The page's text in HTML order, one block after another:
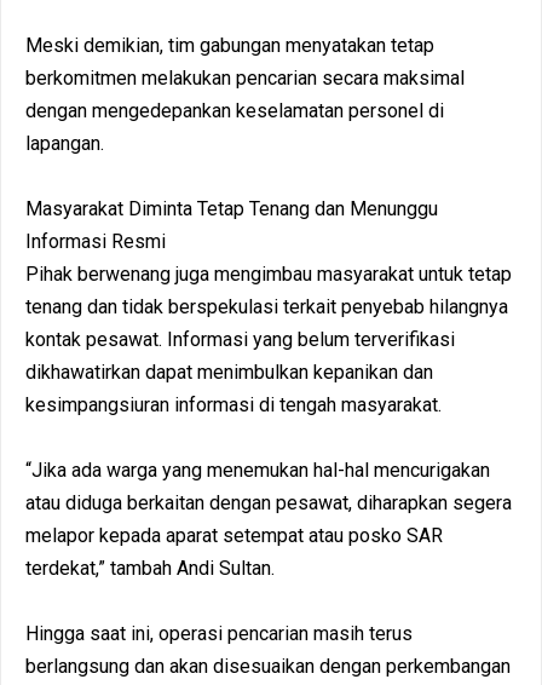
Meski demikian, tim gabungan menyatakan tetap
berkomitmen melakukan pencarian secara maksimal
dengan mengedepankan keselamatan personel di
lapangan.
Masyarakat Diminta Tetap Tenang dan Menunggu
Informasi Resmi
Pihak berwenang juga mengimbau masyarakat untuk tetap
tenang dan tidak berspekulasi terkait penyebab hilangnya
kontak pesawat. Informasi yang belum terverifikasi
dikhawatirkan dapat menimbulkan kepanikan dan
kesimpangsiuran informasi di tengah masyarakat.
“Jika ada warga yang menemukan hal-hal mencurigakan
atau diduga berkaitan dengan pesawat, diharapkan segera
melapor kepada aparat setempat atau posko SAR
terdekat,” tambah Andi Sultan.
Hingga saat ini, operasi pencarian masih terus
berlangsung dan akan disesuaikan dengan perkembangan